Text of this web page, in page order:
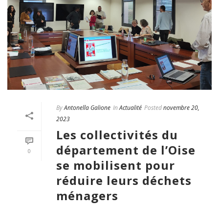
0
ByAntonella Galione In Actualité Postednovembre 20,
2023
Les collectivités du
département de l’Oise
se mobilisent pour
réduire leurs déchets
ménagers